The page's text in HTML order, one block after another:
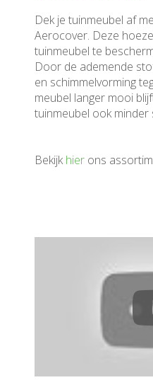
Dek je tuinmeubel af
Aerocover. Deze
tuinmeubel te
Door de ademende
en schimmelvorming
meubel langer mooi
tuinmeubel ook minder
Bekijkhier ons